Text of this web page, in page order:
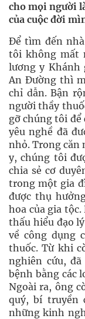
cho mọi người
của cuộc đời
Để tìm đến
tôi không mất
lương y Khánh
An Đường thì
chỉ dẫn. Bận
người thầy
gỡ chúng tôi
yêu nghề đã
nhỏ. Trong căn
y, chúng tôi
chia sẻ cơ
trong một gia
được thụ
hoa của gia
thấu hiểu đạo
về công dụng
thuốc. Từ khi
nghiên cứu,
bệnh bằng các
Ngoài ra, ông
quý, bí truyền
những kinh